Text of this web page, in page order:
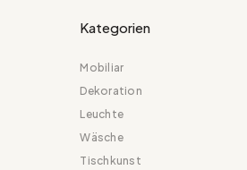
Kategorien
Mobiliar
Dekoration
Leuchte
Wäsche
Tischkunst